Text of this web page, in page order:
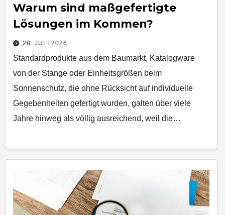
Warum sind maßgefertigte
Lösungen im Kommen?
28. JULI 2026
Standardprodukte aus dem Baumarkt, Katalogware
von der Stange oder Einheitsgrößen beim
Sonnenschutz, die ohne Rücksicht auf individuelle
Gegebenheiten gefertigt wurden, galten über viele
Jahre hinweg als völlig ausreichend, weil die…